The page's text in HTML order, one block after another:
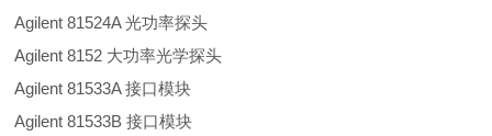
Agilent 81524A 光功率探头
Agilent 8152 大功率光学探头
Agilent 81533A 接口模块
Agilent 81533B 接口模块